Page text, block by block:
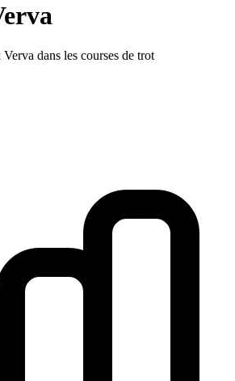
dans les courses de trot